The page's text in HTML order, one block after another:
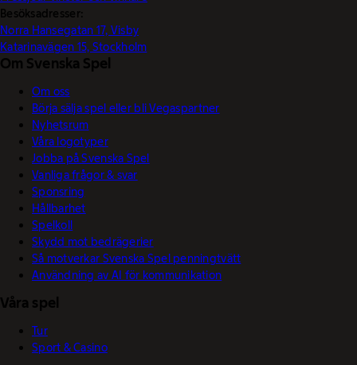
Besöksadresser:
Norra Hansegatan 17, Visby
Katarinavägen 15, Stockholm
Om Svenska Spel
Om oss
Börja sälja spel eller bli Vegaspartner
Nyhetsrum
Våra logotyper
Jobba på Svenska Spel
Vanliga frågor & svar
Sponsring
Hållbarhet
Spelkoll
Skydd mot bedrägerier
Så motverkar Svenska Spel penningtvätt
Användning av AI för kommunikation
Våra spel
Tur
Sport & Casino